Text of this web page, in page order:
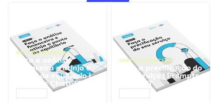
GESTÃO FINANCEIRA
Faça a análise
financeira e atinja o
ponto de equilíbrio |
Prompts ChatGPT
GESTÃO FINANCEIRA
Faça a precificação do
seu serviço | Prompts
ChatGPT